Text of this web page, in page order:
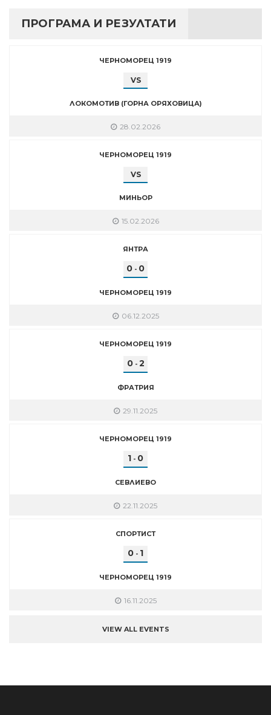
ПРОГРАМА И РЕЗУЛТАТИ
ЧЕРНОМОРЕЦ 1919
VS
ЛОКОМОТИВ (ГОРНА ОРЯХОВИЦА)
28.02.2026
ЧЕРНОМОРЕЦ 1919
VS
МИНЬОР
15.02.2026
ЯНТРА
0 - 0
ЧЕРНОМОРЕЦ 1919
06.12.2025
ЧЕРНОМОРЕЦ 1919
0- 2
ФРАТРИЯ
29.11.2025
ЧЕРНОМОРЕЦ 1919
1 - 0
СЕВЛИЕВО
22.11.2025
СПОРТИСТ
0 - 1
ЧЕРНОМОРЕЦ 1919
16.11.2025
VIEW ALL EVENTS